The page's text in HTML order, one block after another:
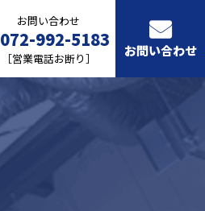
お問い合わせ
072-992-5183
［営業電話お断り］ お問い合わせ